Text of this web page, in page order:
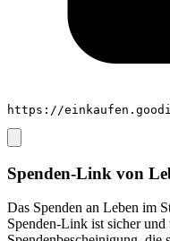
https://
Spenden-Link von
Das Spenden an Leben im
Spenden-Link ist sicher und